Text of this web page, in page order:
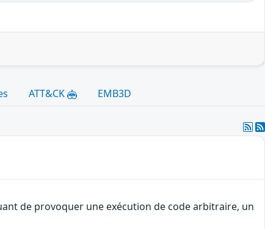
ATT&CK EMB3D
de provoquer une exécution de code arbitraire, un